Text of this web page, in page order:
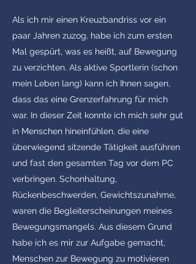
Als ich mir einen Kreuzbandriss vor ein
paar Jahren zuzog, habe ich zum ersten
Mal gespürt, was es heißt, auf Bewegung
zu verzichten. Als aktive Sportlerin (schon
mein Leben lang) kann ich Ihnen sagen,
dass das eine Grenzerfahrung für mich
war. In dieser Zeit konnte ich mich sehr gut
in Menschen hineinfühlen, die eine
überwiegend sitzende Tätigkeit ausführen
und fast den gesamten Tag vor dem PC
verbringen. Schonhaltung,
Rückenbeschwerden, Gewichtszunahme,
waren die Begleiterscheinungen meines
Bewegungsmangels. Aus diesem Grund
habe ich es mir zur Aufgabe gemacht,
Menschen zur Bewegung zu motivieren